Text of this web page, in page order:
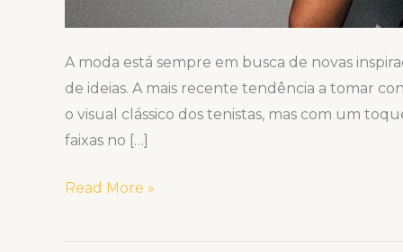
A moda está sempre em busca de novas
de ideias. A mais recente tendência a tomar
o visual clássico dos tenistas, mas com um
faixas no […]
Read More »